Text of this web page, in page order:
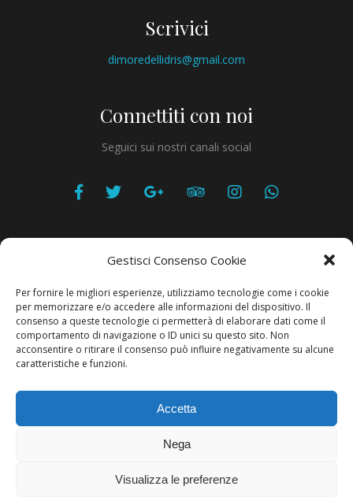
Gestisci Consenso Cookie
Per fornire le migliori esperienze, utilizziamo tecnologie come i cookie
per memorizzare e/o accedere alle informazioni del dispositivo. Il
consenso a queste tecnologie ci permetterà di elaborare dati come il
comportamento di navigazione o ID unici su questo sito. Non
acconsentire o ritirare il consenso può influire negativamente su alcune
caratteristiche e funzioni.
Accetta
Nega
Visualizza le preferenze
Scrivici
dimoredellidris@gmail.com
Connettiti con noi
Seguici sui nostri canali social
Privacy
Produzione WebResolvis Marketing & Comunicazione
Copyright © Hotels & Resorts Srl - Partita IVA IT01212800773.
Affittacamere - CIN: IT077014B401676001. Tutti i diritti sono